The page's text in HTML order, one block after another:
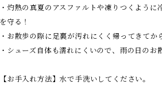
・灼熱の真夏のアスファルトや凍りつくよう
を守る！
・お散歩の際に足裏が汚れにくく帰ってきて
・シューズ自体も濡れにくいので、雨の日のお
【お手入れ方法】水で手洗いしてください。